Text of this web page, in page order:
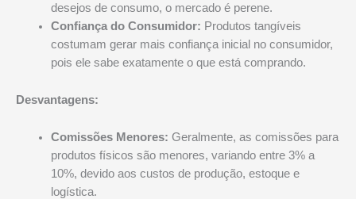
desejos de consumo, o mercado é perene.
Confiança do Consumidor: Produtos tangíveis
costumam gerar mais confiança inicial no consumidor,
pois ele sabe exatamente o que está comprando.
Desvantagens:
Comissões Menores: Geralmente, as comissões para
produtos físicos são menores, variando entre 3% a
10%, devido aos custos de produção, estoque e
logística.